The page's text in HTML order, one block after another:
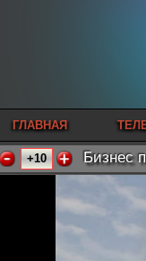
ГЛАВНАЯ
+10 Бизнес